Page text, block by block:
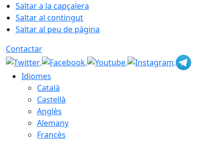
Saltar a la capçalera
Saltar al contingut
Saltar al peu de pàgina
Contactar
Idiomes
Català
Castellà
Anglès
Alemany
Francès